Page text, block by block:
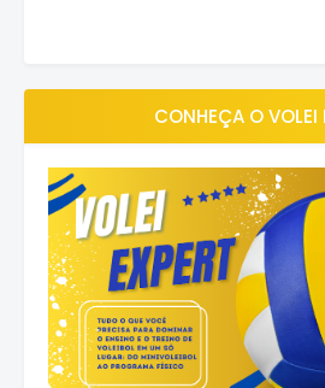
CONHEÇA O VOLEI